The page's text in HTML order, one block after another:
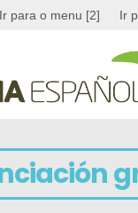
Ir para o menu [2] Ir